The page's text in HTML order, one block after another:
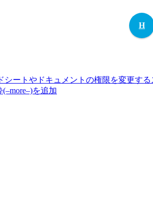
H
シートやドキュメントの権限を変更する
(–more–)を追加